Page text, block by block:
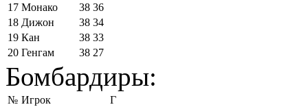
17 Монако 38 36
18 Дижон 38 34
19 Кан 38 33
20 Генгам 38 27
Бомбардиры:
№ Игрок
Г